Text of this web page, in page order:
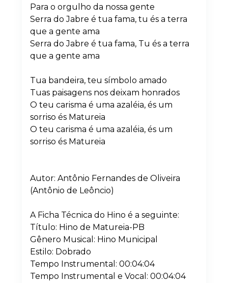
Para o orgulho da nossa gente
Serra do Jabre é tua fama, tu és a terra
que a gente ama
Serra do Jabre é tua fama, Tu és a terra
que a gente ama
Tua bandeira, teu símbolo amado
Tuas paisagens nos deixam honrados
O teu carisma é uma azaléia, és um
sorriso és Matureia
O teu carisma é uma azaléia, és um
sorriso és Matureia
Autor: Antônio Fernandes de Oliveira
(Antônio de Leôncio)
A Ficha Técnica do Hino é a seguinte:
Título: Hino de Matureia-PB
Gênero Musical: Hino Municipal
Estilo: Dobrado
Tempo Instrumental: 00:04:04
Tempo Instrumental e Vocal: 00:04:04